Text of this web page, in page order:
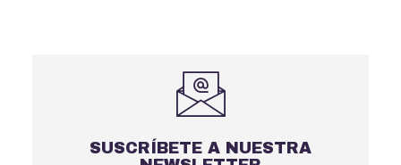
SUSCRÍBETE A NUESTRA